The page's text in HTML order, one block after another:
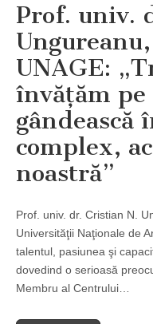
Prof. univ.
UNAGE:
învăţăm
complex,
noastră”
Prof. univ. dr. Cristian N.
Universităţii Naţionale de
talentul, pasiunea şi
dovedind o serioasă
Membru al Centrului…